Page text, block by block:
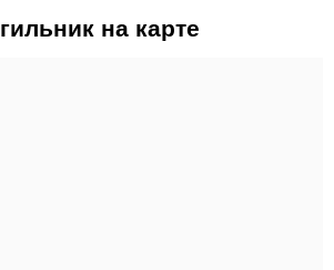
на карте